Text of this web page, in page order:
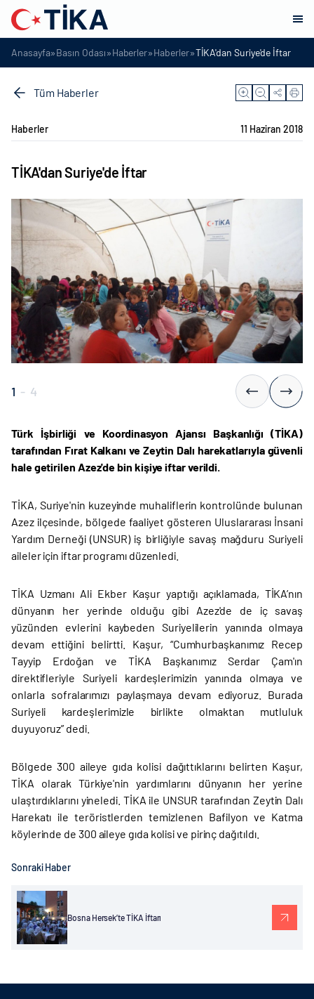
Anasayfa»Basın Odası»Haberler»Haberler»TİKA'dan Suriye'de İftar
Tüm Haberler
Haberler 11 Haziran 2018
TİKA'dan Suriye'de İftar
1 - 4
Türk İşbirliği ve Koordinasyon Ajansı Başkanlığı (TİKA)
tarafından Fırat Kalkanı ve Zeytin Dalı harekatlarıyla güvenli
hale getirilen Azez'de bin kişiye iftar verildi.
TİKA, Suriye'nin kuzeyinde muhaliflerin kontrolünde bulunan
Azez ilçesinde, bölgede faaliyet gösteren Uluslararası İnsani
Yardım Derneği (UNSUR) iş birliğiyle savaş mağduru Suriyeli
aileler için iftar programı düzenledi.
TİKA Uzmanı Ali Ekber Kaşur yaptığı açıklamada, TİKA’nın
dünyanın her yerinde olduğu gibi Azez'de de iç savaş
yüzünden evlerini kaybeden Suriyelilerin yanında olmaya
devam ettiğini belirtti. Kaşur, “Cumhurbaşkanımız Recep
Tayyip Erdoğan ve TİKA Başkanımız Serdar Çam'ın
direktifleriyle Suriyeli kardeşlerimizin yanında olmaya ve
onlarla sofralarımızı paylaşmaya devam ediyoruz. Burada
Suriyeli kardeşlerimizle birlikte olmaktan mutluluk
duyuyoruz” dedi.
Bölgede 300 aileye gıda kolisi dağıttıklarını belirten Kaşur,
TİKA olarak Türkiye'nin yardımlarını dünyanın her yerine
ulaştırdıklarını yineledi. TİKA ile UNSUR tarafından Zeytin Dalı
Harekatı ile teröristlerden temizlenen Bafilyon ve Katma
köylerinde de 300 aileye gıda kolisi ve pirinç dağıtıldı.
Sonraki Haber
Bosna Hersek’te TİKA İftarı